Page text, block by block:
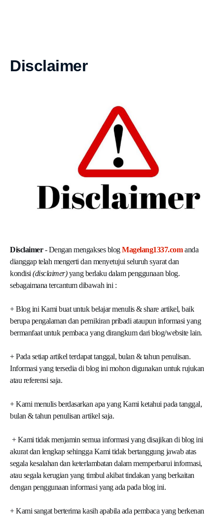
Disclaimer
Disclaimer- Dengan mengakses blogMagelang1337.com anda
dianggap telah mengerti dan menyetujui seluruh syarat dan
kondisi(disclaimer)yang berlaku dalam penggunaan blog.
sebagaimana tercantum dibawah ini :
+ Blog ini Kami buat untuk belajar menulis & share artikel, baik
berupa pengalaman dan pemikiran pribadi ataupun informasi yang
bermanfaat untuk pembaca yang dirangkum dari blog/website lain.
+ Pada setiap artikel terdapat tanggal, bulan & tahun penulisan.
Informasi yang tersedia di blog ini mohon digunakan untuk rujukan
atau referensi saja.
+ Kami menulis berdasarkan apa yang Kami ketahui pada tanggal,
bulan & tahun penulisan artikel saja.
+ Kami tidak menjamin semua informasi yang disajikan di blog ini
akurat dan lengkap sehingga Kami tidak bertanggung jawab atas
segala kesalahan dan keterlambatan dalam memperbarui informasi,
atau segala kerugian yang timbul akibat tindakan yang berkaitan
dengan penggunaan informasi yang ada pada blog ini.
+ Kami sangat berterima kasih apabila ada pembaca yang berkenan